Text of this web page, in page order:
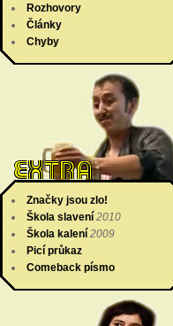
Rozhovory
Články
Chyby
Značky jsou zlo!
Škola slavení 2010
Škola kalení 2009
Picí průkaz
Comeback písmo